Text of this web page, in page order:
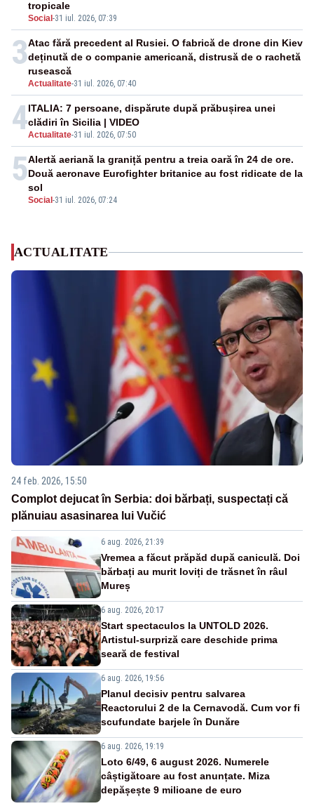
Social -31 iul. 2026, 07:39
tropicale
3
Actualitate-31 iul. 2026, 07:40
Atac fără precedent al Rusiei. O fabrică de drone din Kiev
deținută de o companie americană, distrusă de o rachetă
rusească
4Actualitate-31 iul. 2026, 07:50
ITALIA: 7 persoane, dispărute după prăbușirea unei
clădiri în Sicilia | VIDEO
5
Social -31 iul. 2026, 07:24
Alertă aeriană la graniță pentru a treia oară în 24 de ore.
Două aeronave Eurofighter britanice au fost ridicate de la
sol
ACTUALITATE
24 feb. 2026, 15:50
Complot dejucat în Serbia: doi bărbați, suspectați că
plănuiau asasinarea lui Vučić
6 aug. 2026, 21:39
Vremea a făcut prăpăd după caniculă. Doi
bărbați au murit loviți de trăsnet în râul
Mureș
6 aug. 2026, 20:17
Start spectaculos la UNTOLD 2026.
Artistul-surpriză care deschide prima
seară de festival
6 aug. 2026, 19:56
Planul decisiv pentru salvarea
Reactorului 2 de la Cernavodă. Cum vor fi
scufundate barjele în Dunăre
6 aug. 2026, 19:19
Loto 6/49, 6 august 2026. Numerele
câștigătoare au fost anunțate. Miza
depășește 9 milioane de euro